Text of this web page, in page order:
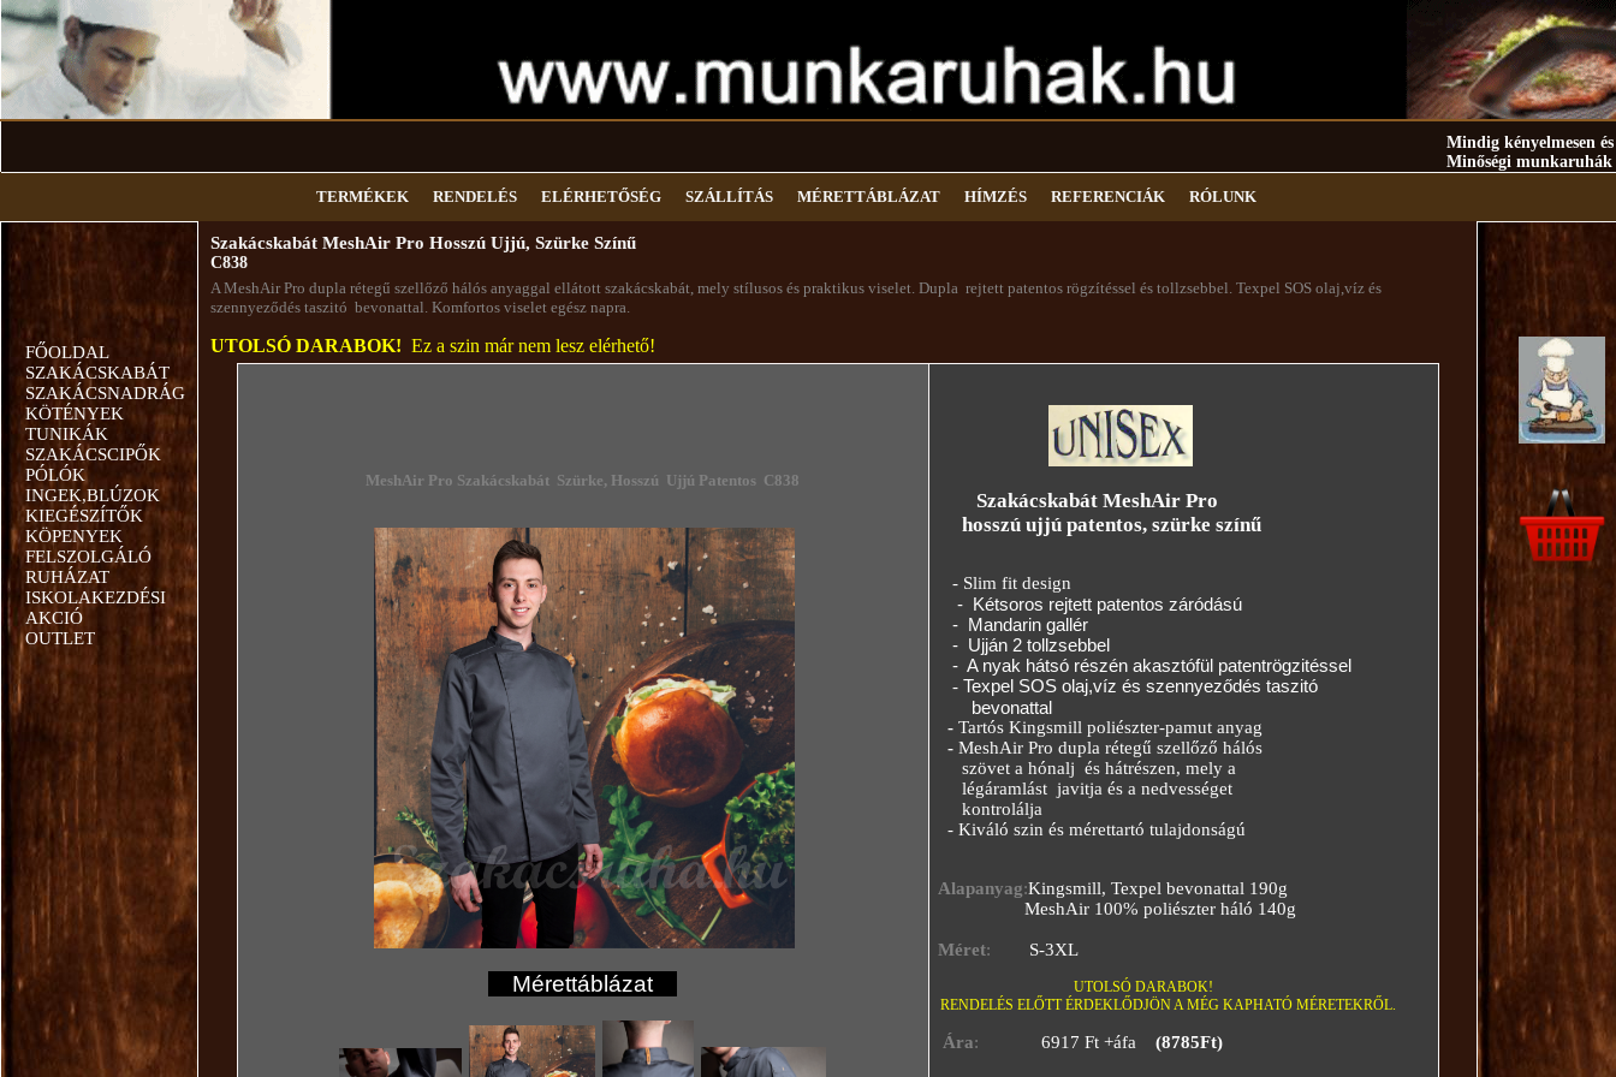
Mindig kényelmesen és
Minőségi munkaruhák
TERMÉKEK
RENDELÉS ELÉRHETŐSÉG SZÁLLÍTÁS MÉRETTÁBLÁZAT HÍMZÉS REFERENCIÁK RÓLUNK
FŐOLDAL
SZAKÁCSKABÁT
SZAKÁCSNADRÁG
KÖTÉNYEK
TUNIKÁK
SZAKÁCSCIPŐK
PÓLÓK
INGEK,BLÚZOK
KIEGÉSZÍTŐK
KÖPENYEK
FELSZOLGÁLÓ
RUHÁZAT
ISKOLAKEZDÉSI
AKCIÓ
OUTLET
Szakácskabát MeshAir Pro Hosszú Ujjú, Szürke Színű
C838
A MeshAir Pro dupla rétegű szellőző hálós anyaggal ellátott szakácskabát, mely stílusos és praktikus viselet. Dupla rejtett patentos rögzítéssel és tollzsebbel. Texpel SOS olaj,víz és
szennyeződés taszitó bevonattal. Komfortos viselet egész napra.
UTOLSÓ DARABOK! Ez a szin már nem lesz elérhető!
MeshAir Pro Szakácskabát Szürke, Hosszú Ujjú Patentos C838
Mérettáblázat
Szakácskabát MeshAir Pro
hosszú ujjú patentos, szürke színű
- Slim fit design
- Kétsoros rejtett patentos záródású
- Mandarin gallér
- Ujján 2 tollzsebbel
- A nyak hátsó részén akasztófül patentrögzitéssel
- Texpel SOS olaj,víz és szennyeződés taszitó
bevonattal
- Tartós Kingsmill poliészter-pamut anyag
- MeshAir Pro dupla rétegű szellőző hálós
szövet a hónalj és hátrészen, mely a
légáramlást javitja és a nedvességet
kontrolálja
- Kiváló szin és mérettartó tulajdonságú
Alapanyag:Kingsmill, Texpel bevonattal 190g
MeshAir 100% poliészter háló 140g
Méret: S-3XL
UTOLSÓ DARABOK!
RENDELÉS ELŐTT ÉRDEKLŐDJÖN A MÉG KAPHATÓ MÉRETEKRŐL.
Ára: 6917 Ft +áfa (8785Ft)